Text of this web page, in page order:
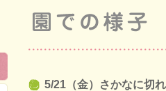
5/21（金）さかなに切